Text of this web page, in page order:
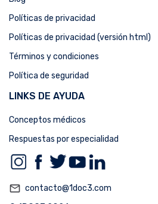
Políticas de privacidad
Políticas de privacidad (versión html)
Términos y condiciones
Política de seguridad
LINKS DE AYUDA
Conceptos médicos
Respuestas por especialidad
mail_outline contacto@1doc3.com